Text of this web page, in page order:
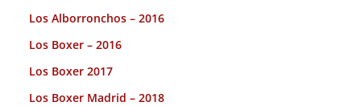
Los Alborronchos – 2016
Los Boxer – 2016
Los Boxer 2017
Los Boxer Madrid – 2018